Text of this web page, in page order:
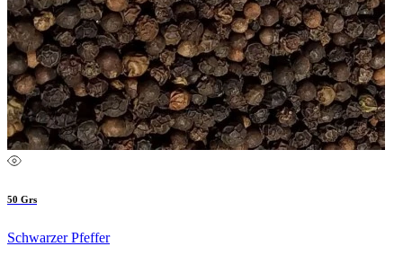
50 Grs
Schwarzer Pfeffer